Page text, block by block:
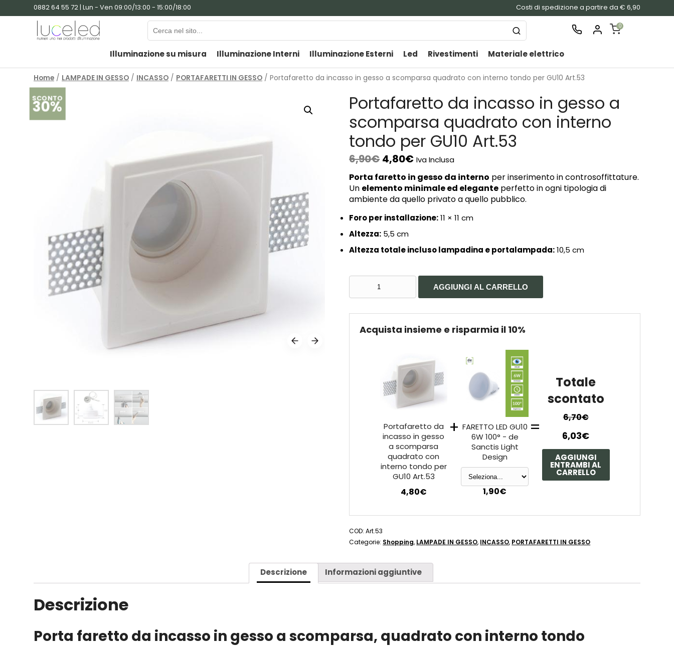
0882 64 55 72 | Lun - Ven 09:00/13:00 - 15:00/18:00 Costi di spedizione a partire da € 6,90
0
CART
Illuminazione su misura Illuminazione Interni Illuminazione Esterni Led Rivestimenti Materiale elettrico
Home / LAMPADE IN GESSO / INCASSO / PORTAFARETTI IN GESSO / Portafaretto da incasso in gesso a scomparsa quadrato con interno tondo per GU10 Art.53
SCONTO
30%
Portafaretto da incasso in gesso a
scomparsa quadrato con interno
tondo per GU10 Art.53
6,90€ 4,80€ Iva Inclusa
Porta faretto in gesso da interno per inserimento in controsoffittature.
Un elemento minimale ed elegante perfetto in ogni tipologia di
ambiente da quello privato a quello pubblico.
Foro per installazione:11 × 11 cm
Altezza: 5,5 cm
Altezza totale incluso lampadina e portalampada:10,5 cm
IN
GESSO
QUANTITÀ
AGGIUNGI AL CARRELLO
Acquista insieme e risparmia il 10%
Portafaretto da
incasso in gesso
a scomparsa
quadrato con
interno tondo per
GU10 Art.53
4,80€
+ FARETTO LED GU10
6W 100° - de
Sanctis Light
Design
1,90€
=
Totale
scontato
6,70€
6,03€
AGGIUNGI
ENTRAMBI AL
CARRELLO
COD:Art.53
Categorie: Shopping, LAMPADE IN GESSO, INCASSO, PORTAFARETTI IN GESSO
Descrizione Informazioni aggiuntive
Descrizione
Porta faretto da incasso in gesso a scomparsa, quadrato con interno tondo